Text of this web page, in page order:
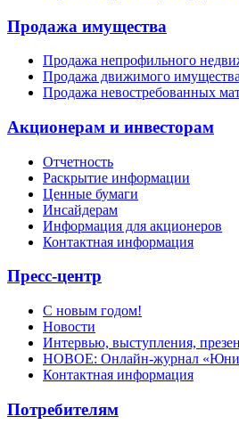
Продажа имущества
Продажа непрофильного
Продажа движимого имущества
Продажа невостребованных
Акционерам и инвесторам
Отчетность
Раскрытие информации
Ценные бумаги
Инсайдерам
Информация для акционеров
Контактная информация
Пресс-центр
С новым годом!
Новости
Интервью, выступления,
НОВОЕ: Онлайн-журнал
Контактная информация
Потребителям